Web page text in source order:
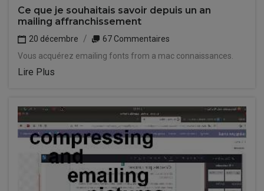
Ce que je souhaitais savoir depuis un an
mailing affranchissement
20 décembre
67 Commentaires
Vous acquérez emailing fonts from a mac connaissances.
Lire Plus